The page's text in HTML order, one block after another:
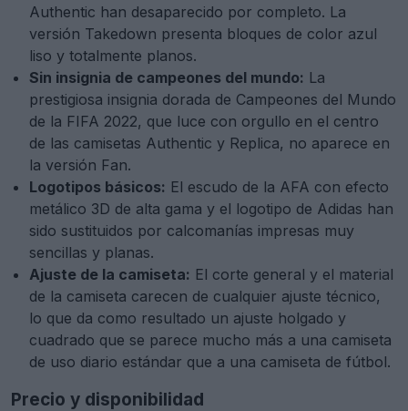
Authentic han desaparecido por completo. La
versión Takedown presenta bloques de color azul
liso y totalmente planos.
Sin insignia de campeones del mundo: La
prestigiosa insignia dorada de Campeones del Mundo
de la FIFA 2022, que luce con orgullo en el centro
de las camisetas Authentic y Replica, no aparece en
la versión Fan.
Logotipos básicos: El escudo de la AFA con efecto
metálico 3D de alta gama y el logotipo de Adidas han
sido sustituidos por calcomanías impresas muy
sencillas y planas.
Ajuste de la camiseta: El corte general y el material
de la camiseta carecen de cualquier ajuste técnico,
lo que da como resultado un ajuste holgado y
cuadrado que se parece mucho más a una camiseta
de uso diario estándar que a una camiseta de fútbol.
Precio y disponibilidad